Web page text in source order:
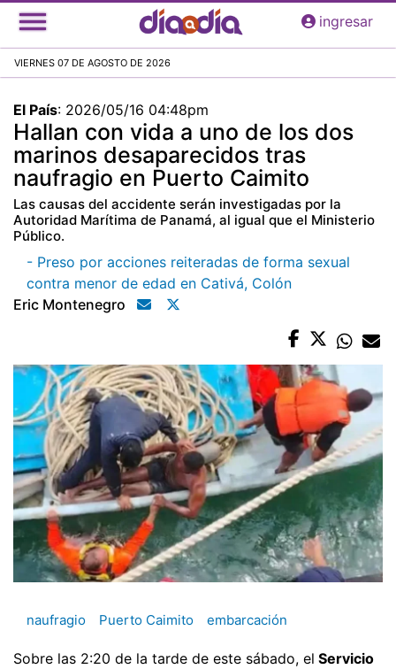
Pasar
al
principal
ingresar
VIERNES 07 DE AGOSTO DE 2026
El País: 2026/05/16 04:48pm
Hallan con vida a uno de los dos
marinos desaparecidos tras
naufragio en Puerto Caimito
Las causas del accidente serán investigadas por la
Autoridad Marítima de Panamá, al igual que el Ministerio
Público.
- Preso por acciones reiteradas de forma sexual
contra menor de edad en Cativá, Colón
Eric Montenegro
naufragio Puerto Caimito embarcación
Sobre las 2:20 de la tarde de este sábado, el Servicio